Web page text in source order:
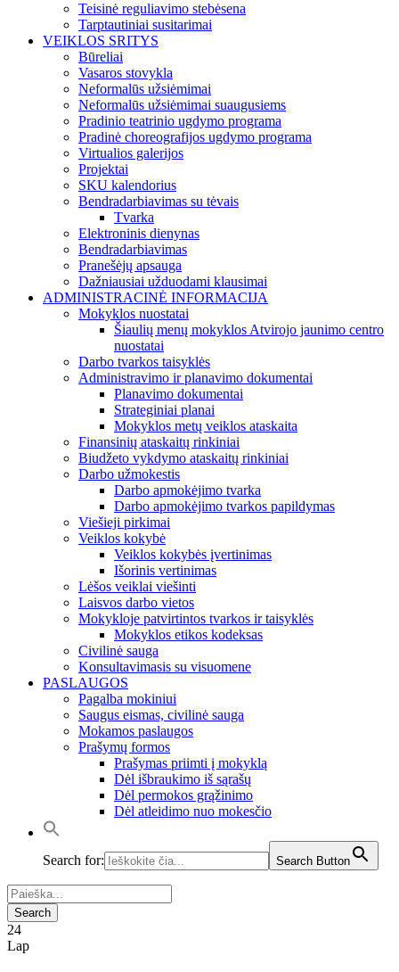
Teisinė reguliavimo stebėsena
Tarptautiniai susitarimai
VEIKLOS SRITYS
Būreliai
Vasaros stovykla
Neformalūs užsiėmimai
Neformalūs užsiėmimai suaugusiems
Pradinio teatrinio ugdymo programa
Pradinė choreografijos ugdymo programa
Virtualios galerijos
Projektai
SKU kalendorius
Bendradarbiavimas su tėvais
Tvarka
Elektroninis dienynas
Bendradarbiavimas
Pranešėjų apsauga
Dažniausiai užduodami klausimai
ADMINISTRACINĖ INFORMACIJA
Mokyklos nuostatai
Šiaulių menų mokyklos Atvirojo jaunimo centro
nuostatai
Darbo tvarkos taisyklės
Administravimo ir planavimo dokumentai
Planavimo dokumentai
Strateginiai planai
Mokyklos metų veiklos ataskaita
Finansinių ataskaitų rinkiniai
Biudžeto vykdymo ataskaitų rinkiniai
Darbo užmokestis
Darbo apmokėjimo tvarka
Darbo apmokėjimo tvarkos papildymas
Viešieji pirkimai
Veiklos kokybė
Veiklos kokybės įvertinimas
Išorinis vertinimas
Lėšos veiklai viešinti
Laisvos darbo vietos
Mokykloje patvirtintos tvarkos ir taisyklės
Mokyklos etikos kodeksas
Civilinė sauga
Konsultavimasis su visuomene
PASLAUGOS
Pagalba mokiniui
Saugus eismas, civilinė sauga
Mokamos paslaugos
Prašymų formos
Prašymas priimti į mokyklą
Dėl išbraukimo iš sąrašų
Dėl permokos grąžinimo
Dėl atleidimo nuo mokesčio
Search for: Search Button
24
Lap